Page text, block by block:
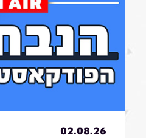
02.08.26